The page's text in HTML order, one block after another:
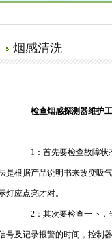
烟感清洗
检查烟感探测器维护工
1：首先要检查故障状态
是根据产品说明书来改变吸
灯应点亮才对。
2：其次要检查一下，当
号及记录报警的时间，控制